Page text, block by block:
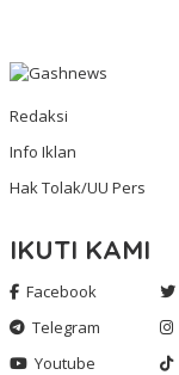
Redaksi
Info Iklan
Hak Tolak/UU Pers
IKUTI KAMI
Facebook
Telegram
Youtube